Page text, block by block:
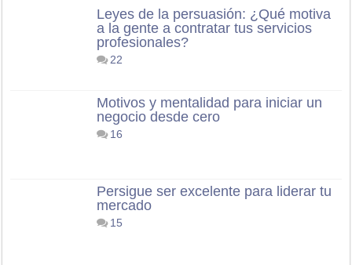
Leyes de la persuasión: ¿Qué motiva
a la gente a contratar tus servicios
profesionales?
22
Motivos y mentalidad para iniciar un
negocio desde cero
16
Persigue ser excelente para liderar tu
mercado
15